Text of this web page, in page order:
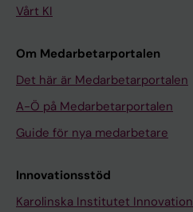
Vårt KI
Om Medarbetarportalen
Det här är Medarbetarportalen
A-Ö på Medarbetarportalen
Guide för nya medarbetare
Innovationsstöd
Karolinska Institutet Innovation